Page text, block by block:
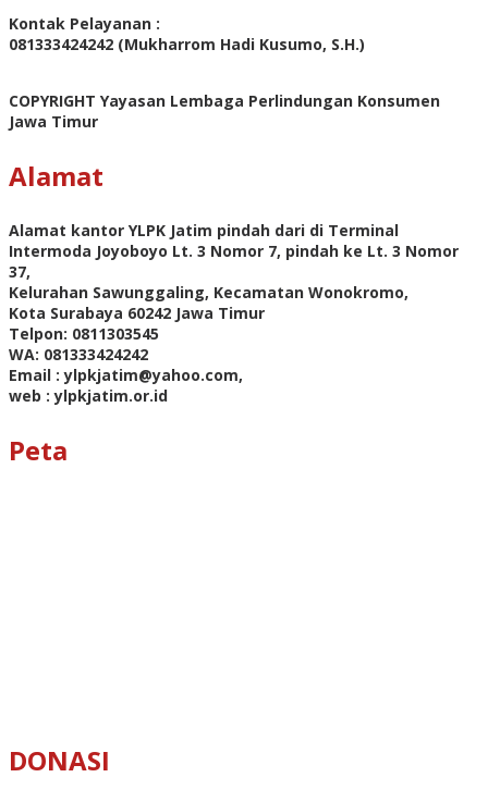
Kontak Pelayanan :
081333424242 (Mukharrom Hadi Kusumo, S.H.)
COPYRIGHT Yayasan Lembaga Perlindungan Konsumen
Jawa Timur
Alamat
Alamat kantor YLPK Jatim pindah dari di Terminal
Intermoda Joyoboyo Lt. 3 Nomor 7, pindah ke Lt. 3 Nomor
37,
Kelurahan Sawunggaling, Kecamatan Wonokromo,
Kota Surabaya 60242 Jawa Timur
Telpon: 0811303545
WA: 081333424242
Email : ylpkjatim@yahoo.com,
web : ylpkjatim.or.id
Peta
DONASI